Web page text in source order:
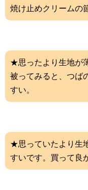
焼け止めクリームの
★思ったより生地が
被ってみると、つば
すい。
★思っていたより生
すいです。買って良